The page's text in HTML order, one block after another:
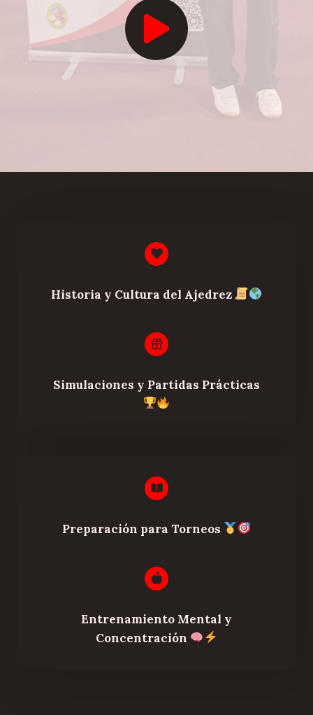
Historia y Cultura del Ajedrez
Simulaciones y Partidas Prácticas
Preparación para Torneos
Entrenamiento Mental y
Concentración